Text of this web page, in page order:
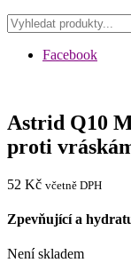
Facebook
Astrid Q10
proti
52 Kč včetně DPH
Zpevňující a
Není skladem